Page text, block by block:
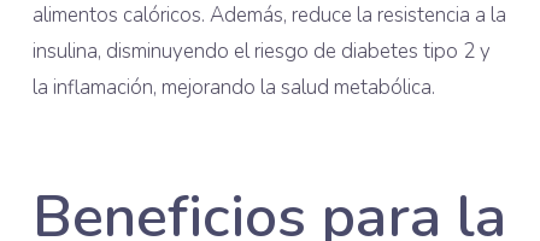
alimentos calóricos. Además, reduce la resistencia a la
insulina, disminuyendo el riesgo de diabetes tipo 2 y
la inflamación, mejorando la salud metabólica.
Beneficios para la